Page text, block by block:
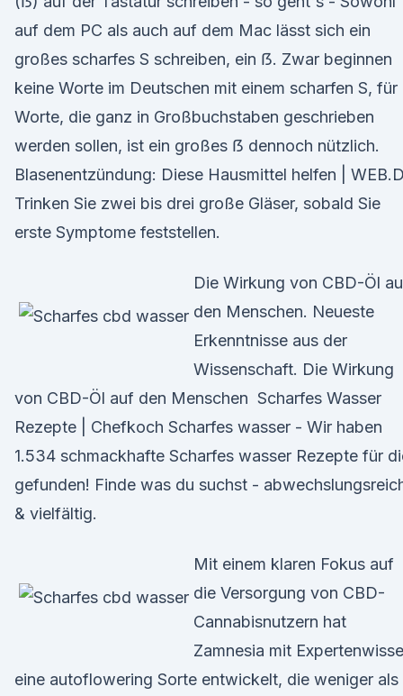
auf dem PC als auch auf dem Mac lässt sich ein
großes scharfes S schreiben, ein ẞ. Zwar beginnen
keine Worte im Deutschen mit einem scharfen S, für
Worte, die ganz in Großbuchstaben geschrieben
werden sollen, ist ein großes ẞ dennoch nützlich.
Blasenentzündung: Diese Hausmittel helfen |
Trinken Sie zwei bis drei große Gläser, sobald Sie
erste Symptome feststellen.
Die Wirkung von CBD-Öl
den Menschen. Neueste
Erkenntnisse aus der
Wissenschaft. Die Wirkung
von CBD-Öl auf den Menschen Scharfes Wasser
Rezepte | Chefkoch Scharfes wasser - Wir haben
1.534 schmackhafte Scharfes wasser Rezepte für
gefunden! Finde was du suchst -
& vielfältig.
Mit einem klaren Fokus auf
die Versorgung von CBD-
Cannabisnutzern hat
Zamnesia mit
eine autoflowering Sorte entwickelt, die weniger als